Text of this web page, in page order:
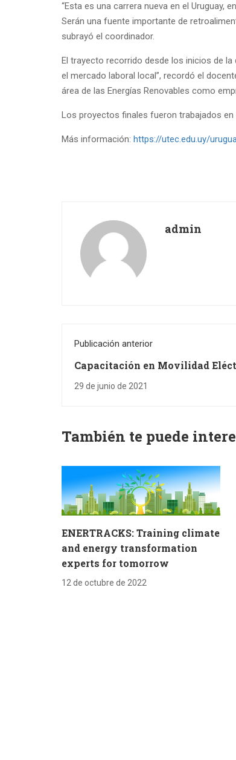
“Esta es una carrera nueva en el Uruguay,
Serán una fuente importante de
subrayó el coordinador.
El trayecto recorrido desde los inicios de
el mercado laboral local”, recordó el
área de las Energías Renovables como
Los proyectos finales fueron trabajados
Más información: https://utec.edu.uy/
admin
Publicación anterior
Capacitación en Movilidad
29 de junio de 2021
También te puede
ENERTRACKS: Training climate
and energy transformation
experts for tomorrow
12 de octubre de 2022